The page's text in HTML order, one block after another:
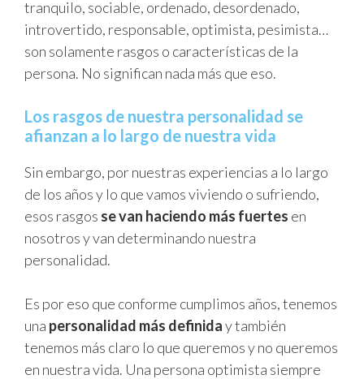
tranquilo, sociable, ordenado, desordenado,
introvertido, responsable, optimista, pesimista…
son solamente rasgos o características de la
persona. No significan nada más que eso.
Los rasgos de nuestra personalidad se
afianzan a lo largo de nuestra vida
Sin embargo, por nuestras experiencias a lo largo
de los años y lo que vamos viviendo o sufriendo,
esos rasgos se van haciendo más fuertes en
nosotros y van determinando nuestra
personalidad.
Es por eso que conforme cumplimos años, tenemos
una personalidad más definiday también
tenemos más claro lo que queremos y no queremos
en nuestra vida. Una persona optimista siempre